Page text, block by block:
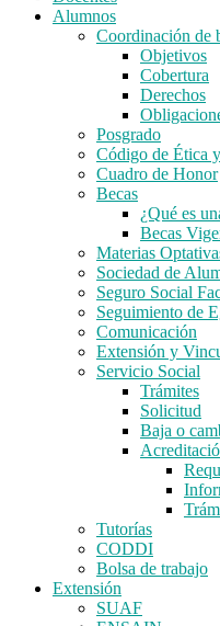
Alumnos
Coordinación de
Objetivos
Cobertura
Derechos
Posgrado
Código de Ética
Cuadro de Honor
Becas
¿Qué es
Becas
Materias
Sociedad de
Seguro Social
Seguimiento de
Comunicación
Extensión y
Servicio Social
Trámites
Solicitud
Baja o
Tutorías
CODDI
Bolsa de trabajo
Extensión
SUAF